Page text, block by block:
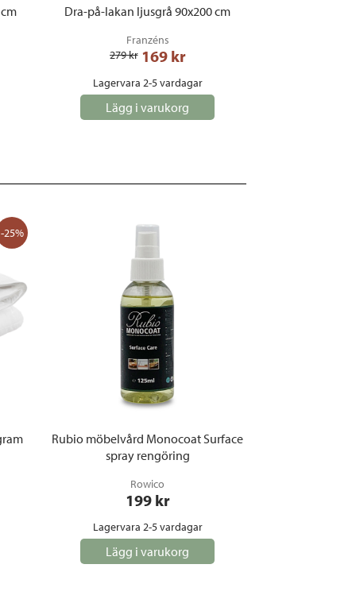
Dra-på-lakan ljusgrå 90x200 cm
Franzéns
279 kr 169 kr
Lagervara 2-5 vardagar
Lägg i varukorg
-25%
Rubio möbelvård Monocoat Surface
spray rengöring
Rowico
199 kr
Lagervara 2-5 vardagar
Lägg i varukorg